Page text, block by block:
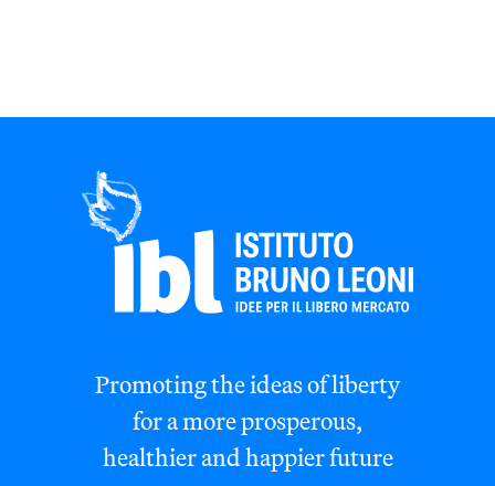
Promoting the ideas of liberty
for a more prosperous,
healthier and happier future